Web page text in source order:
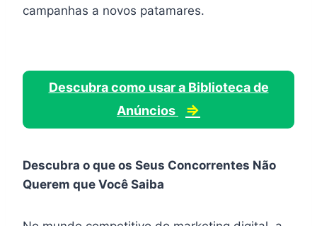
campanhas a novos patamares.
Descubra como usar a Biblioteca de
Anúncios
⇒
Descubra o que os Seus Concorrentes Não
Querem que Você Saiba